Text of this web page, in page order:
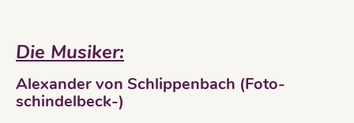
Die Musiker:
Alexander von Schlippenbach (Foto-
schindelbeck-)